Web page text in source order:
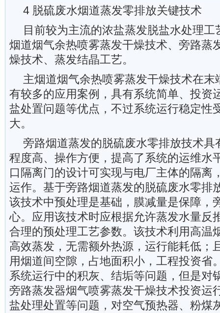
4 脱硫废水烟道蒸发零排放关键技术
目前较为主流的浓盐蒸发脱盐水处理
烟道烟气余热喷雾蒸发干燥技术、旁路蒸
燥技术、蒸发结晶工艺。
主烟道烟气余热喷雾蒸发干燥技术在末
有较多的应用案例，具有系统简单、投资
盐处置问题等优点，不过系统运行稳定性
大。
旁路烟道蒸发的脱硫废水零排放技术具
程度高、操作方便，提高了系统的运维水
口隔离门的设计可实现与电厂主体的隔离
运作。基于旁路烟道蒸发的脱硫废水零排
该技术中预处理是基础，膜减量是保障，
心。应用该技术时应根据允许蒸发水量反
合理的预处理工艺参数。该技术利用高温
高效蒸发，无需额外热源，运行能耗低；
用烟道间空隙，占地面积小，工程投资省
系统运行中的积灰、结垢等问题，但是对
旁路蒸发器烟气喷雾蒸发干燥技术投资运
盐处理处置等问题，对空气预热器、粉煤